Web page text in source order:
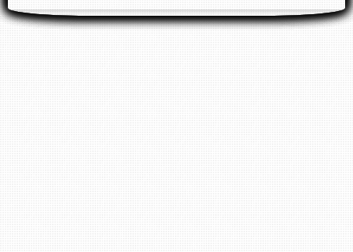
Do. - Fr. 9:00 - 13:00 Uhr & 14:00 - 18:00 Uhr